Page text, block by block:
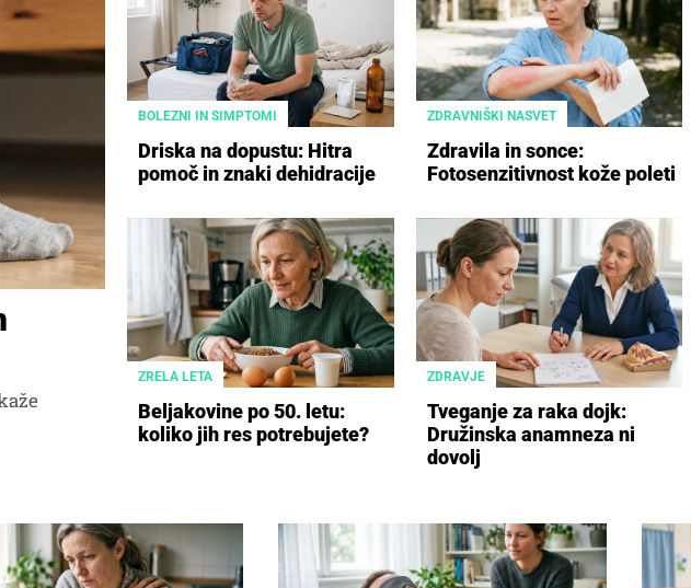
BOLEZNI IN SIMPTOMI
Driska na dopustu: Hitra
pomoč in znaki dehidracije
ZDRAVNIŠKI NASVET
Zdravila in sonce:
Fotosenzitivnost kože poleti
ZRELA LETA
Beljakovine po 50. letu:
koliko jih res potrebujete?
ZDRAVJE
Tveganje za raka dojk:
Družinska anamneza ni
dovolj